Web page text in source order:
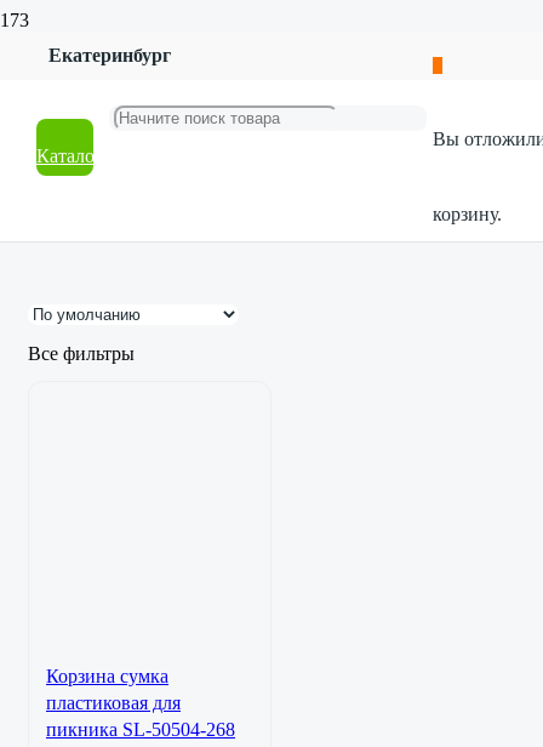
Екатеринбург
Каталог
Вы
корзину.
Главная
Сумки, косметички
Сумки, косметички
Все фильтры
Корзина сумка
пластиковая для
пикника SL-50504-268